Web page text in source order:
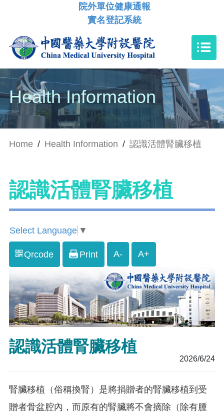
院外單位健康通報
實名登記系統
Health Information
Home / Health Information / 認識活體腎臟移植
認識活體腎臟移植
Select Language ▼
Qrcode Print A- A+
認識活體腎臟移植
2026/6/24
腎臟移植（俗稱換腎）是將捐贈者的腎臟移植到受
贈者骨盆腔內，而原有的腎臟將不會摘除（除有腫